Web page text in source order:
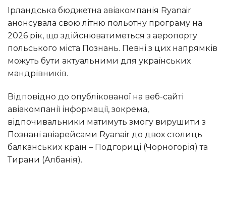
Ірландська бюджетна авіакомпанія Ryanair
анонсувала свою літню польотну програму на
2026 рік, що здійснюватиметься з аеропорту
польського міста Познань. Певні з цих напрямків
можуть бути актуальними для українських
мандрівників.
Відповідно до опублікованої на веб-сайті
авіакомпанії інформації, зокрема,
відпочивальники матимуть змогу вирушити з
Познані авіарейсами Ryanair до двох столиць
балканських країн – Подгориці (Чорногорія) та
Тирани (Албанія).